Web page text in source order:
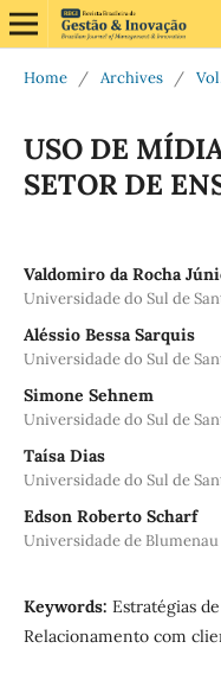
Home / Archives /
USO DE
SETOR DE
Valdomiro da Rocha
Universidade do Sul de
Aléssio Bessa Sarquis
Universidade do Sul de
Simone Sehnem
Universidade do Sul de
Taísa Dias
Universidade do Sul de
Edson Roberto Scharf
Universidade de Blumenau
Keywords: Estratégias
Relacionamento com